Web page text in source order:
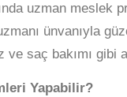
uzman meslek
ünvanıyla
saç bakımı gibi
Yapabilir?